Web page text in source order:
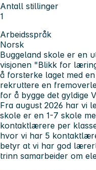
Antall stillinger
1
Arbeidsspråk
Norsk
Buggeland skole er en
visjonen "Blikk for
å forsterke laget med
rekruttere en
for å bygge det gyldige
Fra august 2026 har vi
skole er en 1-7 skole
kontaktlærere per
hvor vi har 5
betyr at vi har god
trinn samarbeider om